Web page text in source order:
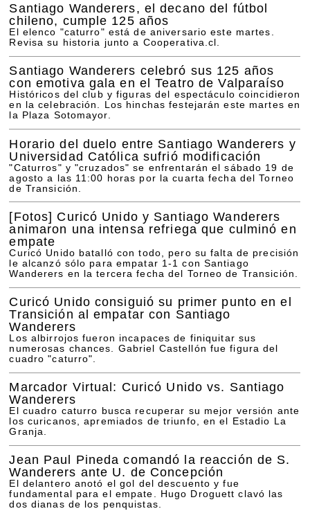
Santiago Wanderers, el decano del fútbol
chileno, cumple 125 años
El elenco "caturro" está de aniversario este martes.
Revisa su historia junto a Cooperativa.cl.
Santiago Wanderers celebró sus 125 años
con emotiva gala en el Teatro de Valparaíso
Históricos del club y figuras del espectáculo coincidieron
en la celebración. Los hinchas festejarán este martes en
la Plaza Sotomayor.
Horario del duelo entre Santiago Wanderers y
Universidad Católica sufrió modificación
"Caturros" y "cruzados" se enfrentarán el sábado 19 de
agosto a las 11:00 horas por la cuarta fecha del Torneo
de Transición.
[Fotos] Curicó Unido y Santiago Wanderers
animaron una intensa refriega que culminó en
empate
Curicó Unido batalló con todo, pero su falta de precisión
le alcanzó sólo para empatar 1-1 con Santiago
Wanderers en la tercera fecha del Torneo de Transición.
Curicó Unido consiguió su primer punto en el
Transición al empatar con Santiago
Wanderers
Los albirrojos fueron incapaces de finiquitar sus
numerosas chances. Gabriel Castellón fue figura del
cuadro "caturro".
Marcador Virtual: Curicó Unido vs. Santiago
Wanderers
El cuadro caturro busca recuperar su mejor versión ante
los curicanos, apremiados de triunfo, en el Estadio La
Granja.
Jean Paul Pineda comandó la reacción de S.
Wanderers ante U. de Concepción
El delantero anotó el gol del descuento y fue
fundamental para el empate. Hugo Droguett clavó las
dos dianas de los penquistas.